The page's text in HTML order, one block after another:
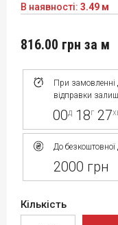
В наявності: 3.49 м
При замовленні
відправки
00д 18г 27
До
2000 грн
816.00 грн за м
Кількість